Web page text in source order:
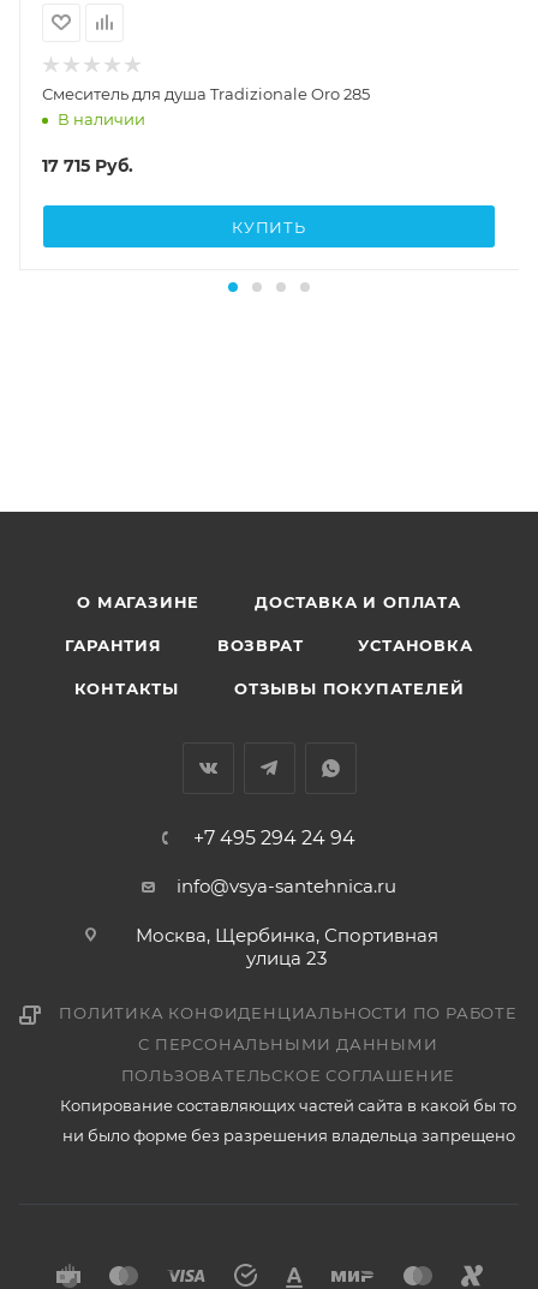
Смеситель для душа Tradizionale Oro 285
В наличии
17 715 Руб.
КУПИТЬ
О МАГАЗИНЕ ДОСТАВКА И ОПЛАТА
ГАРАНТИЯ ВОЗВРАТ УСТАНОВКА
КОНТАКТЫ ОТЗЫВЫ ПОКУПАТЕЛЕЙ
+7 495 294 24 94
info@vsya-santehnica.ru
Москва, Щербинка, Спортивная
улица 23
ПОЛИТИКА КОНФИДЕНЦИАЛЬНОСТИ ПО РАБОТЕ
С ПЕРСОНАЛЬНЫМИ ДАННЫМИ
ПОЛЬЗОВАТЕЛЬСКОЕ СОГЛАШЕНИЕ
Копирование составляющих частей сайта в какой бы то
ни было форме без разрешения владельца запрещено